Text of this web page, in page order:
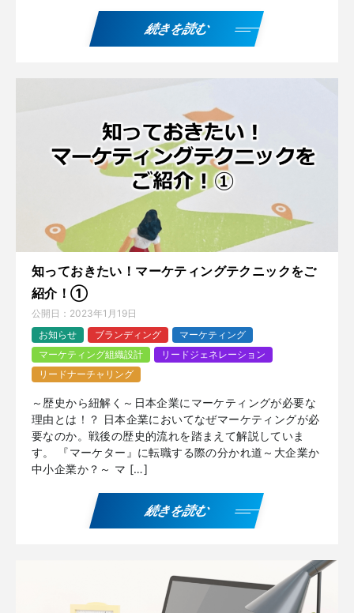
続きを読む
知っておきたい！マーケティングテクニックをご
紹介！①
公開日： 2023年1月19日
お知らせ
ブランディング
マーケティング
マーケティング組織設計
リードジェネレーション
リードナーチャリング
～歴史から紐解く～日本企業にマーケティングが必要な
理由とは！？ 日本企業においてなぜマーケティングが必
要なのか。戦後の歴史的流れを踏まえて解説していま
す。 『マーケター』に転職する際の分かれ道～大企業か
中小企業か？～ マ […]
続きを読む